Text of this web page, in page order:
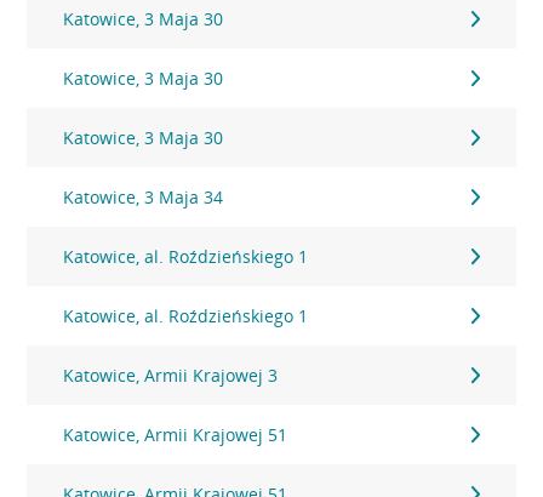
Katowice, 3 Maja 30
Katowice, 3 Maja 30
Katowice, 3 Maja 30
Katowice, 3 Maja 34
Katowice, al. Roździeńskiego 1
Katowice, al. Roździeńskiego 1
Katowice, Armii Krajowej 3
Katowice, Armii Krajowej 51